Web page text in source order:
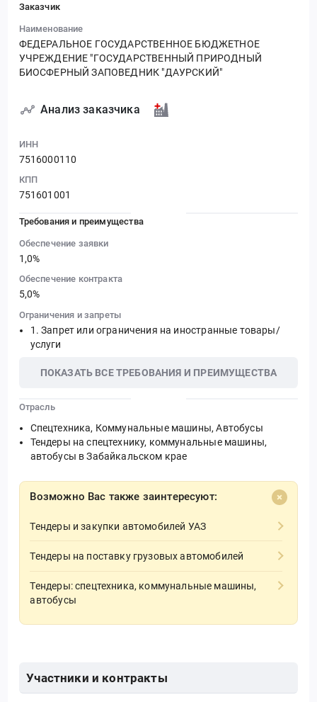
Заказчик
Наименование
ФЕДЕРАЛЬНОЕ ГОСУДАРСТВЕННОЕ БЮДЖЕТНОЕ
УЧРЕЖДЕНИЕ "ГОСУДАРСТВЕННЫЙ ПРИРОДНЫЙ
БИОСФЕРНЫЙ ЗАПОВЕДНИК "ДАУРСКИЙ"
Анализ заказчика
ИНН
7516000110
КПП
751601001
Требования и преимущества
Обеспечение заявки
1,0%
Обеспечение контракта
5,0%
Ограничения и запреты
Запрет или ограничения на иностранные товары/
услуги
ПОКАЗАТЬ ВСЕ ТРЕБОВАНИЯ И ПРЕИМУЩЕСТВА
Отрасль
Спецтехника, Коммунальные машины, Автобусы
Тендеры на спецтехнику, коммунальные машины,
автобусы в Забайкальском крае
Возможно Вас также заинтересуют:
Тендеры и закупки автомобилей УАЗ
Тендеры на поставку грузовых автомобилей
Тендеры: спецтехника, коммунальные машины,
автобусы
Участники и контракты